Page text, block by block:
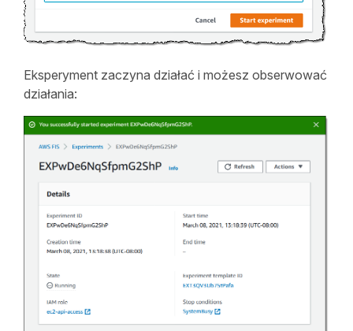
Eksperyment zaczyna działać i możesz obserwować
działania: